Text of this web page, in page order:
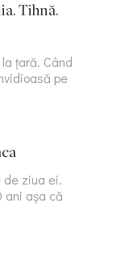
Tihnă.
țară. Când
pe
ziua ei.
ani așa că